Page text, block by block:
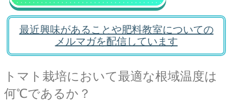
最近興味があることや肥料教室についての
メルマガを配信しています
トマト栽培において最適な根域温度は
何℃であるか？